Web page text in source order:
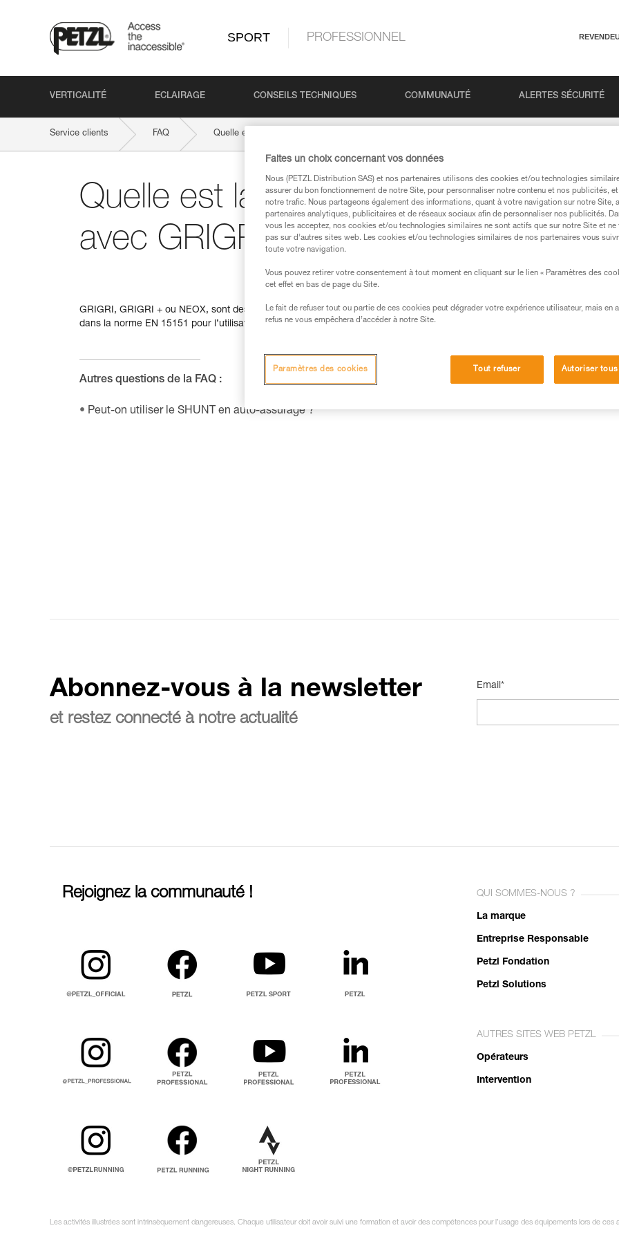
SPORT PROFESSIONNEL
VERTICALITÉ ECLAIRAGE CONSEILS TECHNIQUES COMMUNAUTÉ ALERTES SÉCURITÉ
Service clients FAQ Quelle est la limite de poids pour l’assurage avec GRIGRI, GRIGRI + et NEOX ?
Quelle est la limite de poids pour
avec GRIGRI, GRIGRI + et NEOX ?
GRIGRI, GRIGRI + ou NEOX, sont des EPI conçus pour l’assurage ou la descente d’une personne maximum. Il n’y a pas
dans la norme EN 15151 pour l’utilisation d’un assureur-descendeur.
Autres questions de la FAQ :
Peut-on utiliser le SHUNT en auto-assurage ?
Abonnez-vous à la newsletter
et restez connecté à notre actualité
Email*
Rejoignez la communauté ! QUI SOMMES-NOUS ?
La marque
Entreprise Responsable
Petzl Fondation
Petzl Solutions
AUTRES SITES WEB PETZL
Opérateurs
Intervention
Les activités illustrées sont intrinsèquement dangereuses. Chaque utilisateur doit avoir suivi une formation et avoir des compétences pour l’usage des équipements lors de
Faites un choix concernant vos données
Nous (PETZL Distribution SAS) et nos partenaires utilisons des cookies et/ou technologies
assurer du bon fonctionnement de notre Site, pour personnaliser notre contenu et nos publicités,
notre trafic. Nous partageons également des informations, quant à votre navigation sur notre Site,
partenaires analytiques, publicitaires et de réseaux sociaux afin de personnaliser nos publicités.
vous les acceptez, nos cookies et/ou technologies similaires ne sont actifs que sur notre Site et ne
pas sur d’autres sites web. Les cookies et/ou technologies similaires de nos partenaires vous
toute votre navigation.
Vous pouvez retirer votre consentement à tout moment en cliquant sur le lien « Paramètres des
cet effet en bas de page du Site.
Le fait de refuser tout ou partie de ces cookies peut dégrader votre expérience utilisateur, mais en
refus ne vous empêchera d’accéder à notre Site.
Tout refuser Autoriser
Paramètres des cookies